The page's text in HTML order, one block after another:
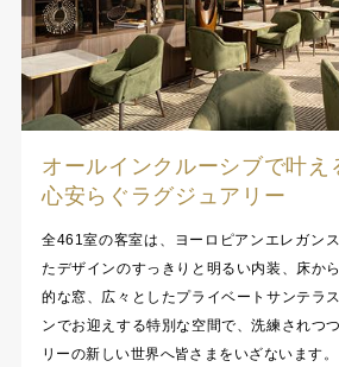
オールインクルーシブで叶え
心安らぐラグジュアリー
全461室の客室は、ヨーロピアンエレガン
たデザインのすっきりと明るい内装、床か
的な窓、広々としたプライベートサンテラ
ンでお迎えする特別な空間で、洗練されつ
リーの新しい世界へ皆さまをいざないます。